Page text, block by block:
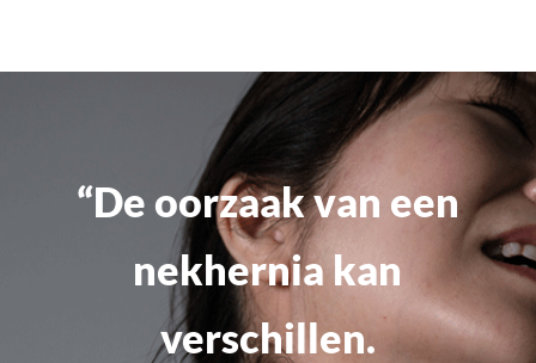
“De oorzaak van een
nekhernia kan
verschillen.